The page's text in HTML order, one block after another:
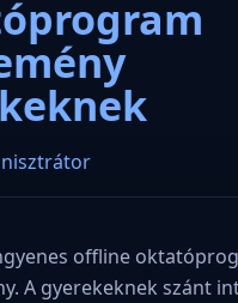
offline
A gyerekeknek szánt